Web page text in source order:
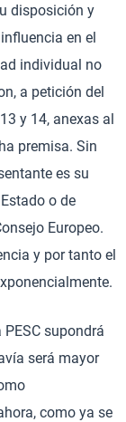
disposición y
en el
individual no
a petición del
y 14, anexas al
premisa. Sin
es su
o de
Europeo.
y por tanto el
supondrá
será mayor
como ya se